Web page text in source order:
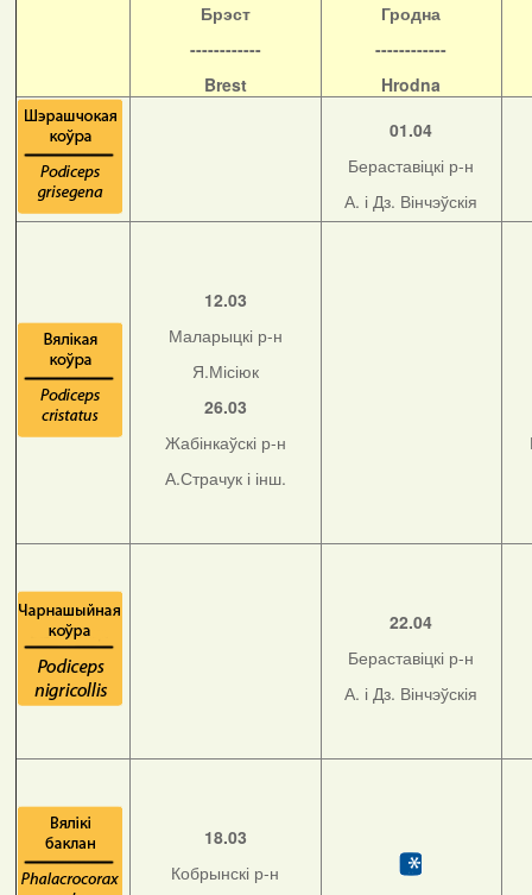
Брэст
------------
Brest
Гродна
------------
Hrodna
01.04
Бераставіцкі р-н
А. і Дз. Вінчэўскія
12.03
Маларыцкі р-н
Я.Місіюк
26.03
Жабінкаўскі р-н
А.Страчук і інш.
22.04
Бераставіцкі р-н
А. і Дз. Вінчэўскія
18.03
Кобрынскі р-н